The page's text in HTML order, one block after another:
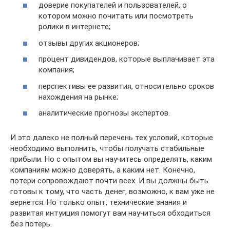
доверие покупателей и пользователей, о
котором можно почитать или посмотреть
ролики в интернете;
отзывы других акционеров;
процент дивидендов, которые выплачивает эта
компания;
перспективы ее развития, относительно сроков
нахождения на рынке;
аналитические прогнозы экспертов.
И это далеко не полный перечень тех условий, которые
необходимо выполнить, чтобы получать стабильные
прибыли. Но с опытом вы научитесь определять, каким
компаниям можно доверять, а каким нет. Конечно,
потери сопровождают почти всех. И вы должны быть
готовы к тому, что часть денег, возможно, к вам уже не
вернется. Но только опыт, технические знания и
развитая интуиция помогут вам научиться обходиться
без потерь.